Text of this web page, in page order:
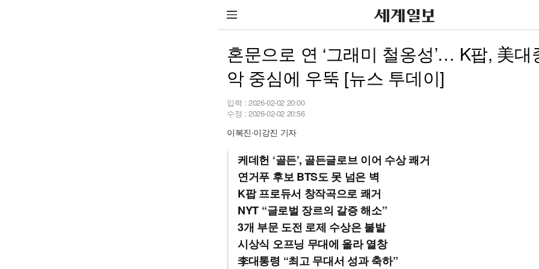
혼문으로 연 ‘그래미 철옹성’… K팝, 美대
악 중심에 우뚝 [뉴스 투데이]
입력 : 2026-02-02 20:00
수정 : 2026-02-02 20:56
이복진·이강진 기자
케데헌 ‘골든’, 골든글로브 이어 수상 쾌거
연거푸 후보 BTS도 못 넘은 벽
K팝 프로듀서 창작곡으로 쾌거
NYT “글로벌 장르의 갈증 해소”
3개 부문 도전 로제 수상은 불발
시상식 오프닝 무대에 올라 열창
李대통령 “최고 무대서 성과 축하”